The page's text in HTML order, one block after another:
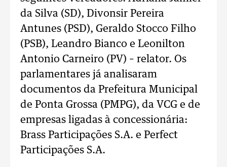
da Silva (SD), Divonsir Pereira
Antunes (PSD), Geraldo Stocco Filho
(PSB), Leandro Bianco e Leonilton
Antonio Carneiro (PV) – relator. Os
parlamentares já analisaram
documentos da Prefeitura Municipal
de Ponta Grossa (PMPG), da VCG e de
empresas ligadas à concessionária:
Brass Participações S.A. e Perfect
Participações S.A.